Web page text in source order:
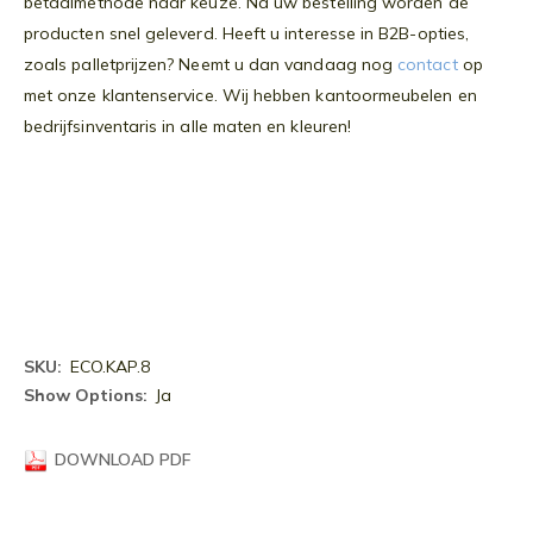
producten snel geleverd. Heeft u interesse in B2B-opties,
zoals palletprijzen? Neemt u dan vandaag nog contactop
met onze klantenservice. Wij hebben kantoormeubelen en
bedrijfsinventaris in alle maten en kleuren!
Meer
informatie
ECO.KAP.8
Ja
DOWNLOAD PDF